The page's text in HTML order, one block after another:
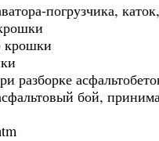
погрузчика,
крошки
разборке
бой,